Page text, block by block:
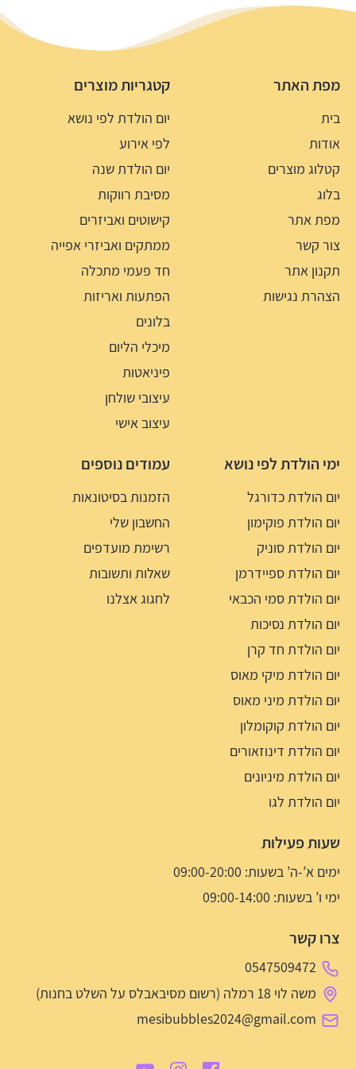
מפת האתר
בית
אודות
קטלוג מוצרים
בלוג
מפת אתר
צור קשר
תקנון אתר
הצהרת נגישות
קטגריות מוצרים
יום הולדת לפי נושא
לפי אירוע
יום הולדת שנה
מסיבת רווקות
קישוטים ואביזרים
ממתקים ואביזרי אפייה
חד פעמי מתכלה
הפתעות ואריזות
בלונים
מיכלי הליום
פיניאטות
עיצובי שולחן
עיצוב אישי
ימי הולדת לפי נושא
יום הולדת כדורגל
יום הולדת פוקימון
יום הולדת סוניק
יום הולדת ספיידרמן
יום הולדת סמי הכבאי
יום הולדת נסיכות
יום הולדת חד קרן
יום הולדת מיקי מאוס
יום הולדת מיני מאוס
יום הולדת קוקומלון
יום הולדת דינוזאורים
יום הולדת מיניונים
יום הולדת לגו
עמודים נוספים
הזמנות בסיטונאות
החשבון שלי
רשימת מועדפים
שאלות ותשובות
לחגוג אצלנו
שעות פעילות
ימים א’-ה’ בשעות: 09:00-20:00
ימי ו’ בשעות: 09:00-14:00
צרו קשר
0547509472
משה לוי 18 רמלה (רשום מסיבאבלס על השלט בחנות)
mesibubbles2024@gmail.com